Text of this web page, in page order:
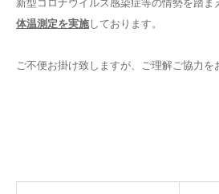
体温測定を実施しております。
ご不便お掛け致しますが、ご理解ご協力を